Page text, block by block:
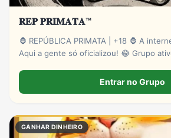
𝐑𝐄𝐏 𝐏𝐑𝐈𝐌𝐀𝐓𝐀™
🦍 REPÚBLICA PRIMATA | +18 🦍 A
Aqui a gente só oficializou! 😂 Grupo
presente e muita interação. Entre para o
Exclusivo para maiores.
Entrar no Grupo
GANHAR DINHEIRO